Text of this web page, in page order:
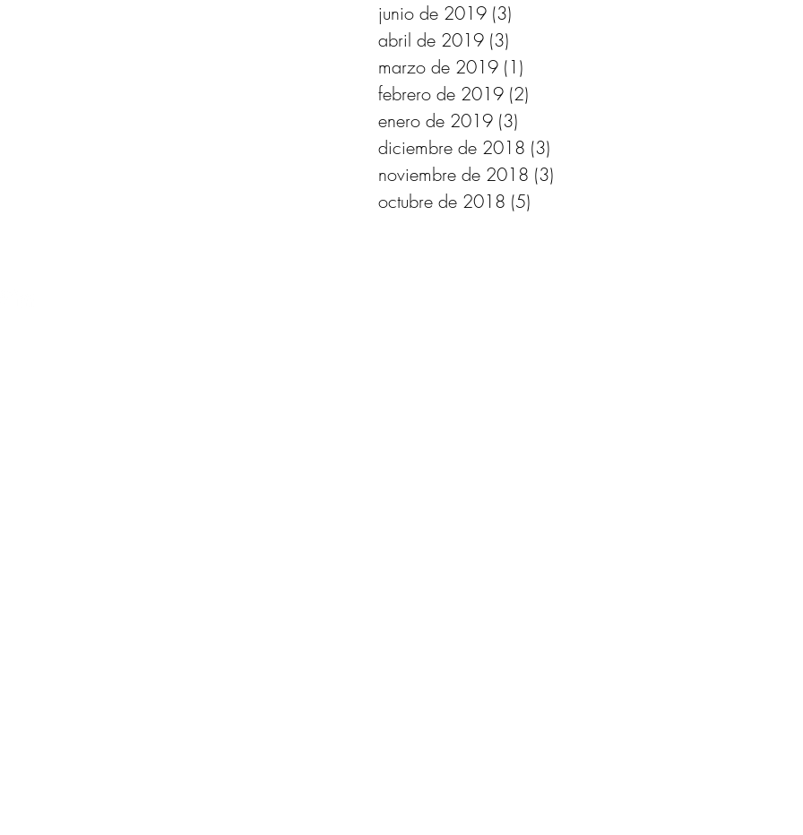
junio de 2019 (3)
abril de 2019 (3)
marzo de 2019 (1)
febrero de 2019 (2)
enero de 2019 (3)
diciembre de 2018 (3)
noviembre de 2018 (3)
octubre de 2018 (5)